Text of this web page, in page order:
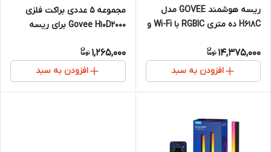
ریسه هوشمند GOVEE مدل
H618C ده متری RGBIC با Wi-Fi و
14,375,000
افزودن به سبد
مجموعه ۵ عددی براکت فلزی
Govee H10D2000 برای ریسه
Rope Light2
1,265,000
افزودن به سبد